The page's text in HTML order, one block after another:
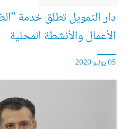
دار التمويل تطلق خدمة
الأعمال والأنشطة المحلية
05 يوليو 2020